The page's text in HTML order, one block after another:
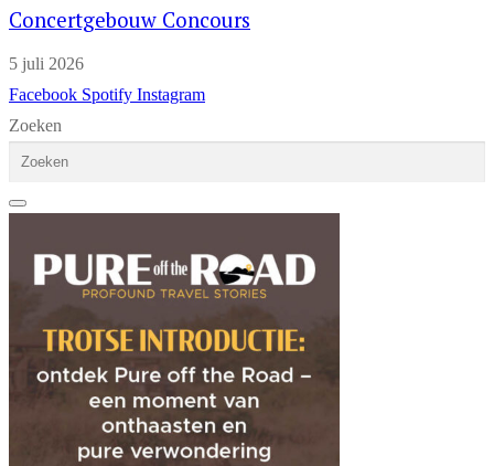
Concertgebouw Concours
5 juli 2026
Facebook Spotify Instagram
Zoeken